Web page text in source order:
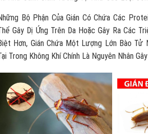
Bộ Phận Của Gián Có Chứa Các
Gây Dị Ứng Trên Da Hoặc Gây Ra Các
Hơn, Gián Chứa Một Lượng Lớn Bào Tử
Trong Không Khí Chính Là Nguyên Nhân